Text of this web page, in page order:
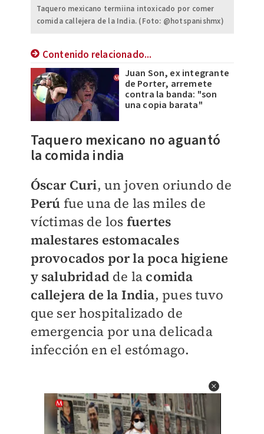
Taquero mexicano termiina intoxicado por comer
comida callejera de la India. (Foto: @hotspanishmx)
Contenido relacionado...
Juan Son, ex integrante
de Porter, arremete
contra la banda: "son
una copia barata"
Taquero mexicano no aguantó
la comida india
Óscar Curi, un joven oriundo de
Perú fue una de las miles de
víctimas de los fuertes
malestares estomacales
provocados por la poca higiene
y salubridad de la comida
callejera de la India, pues tuvo
que ser hospitalizado de
emergencia por una delicada
infección en el estómago.